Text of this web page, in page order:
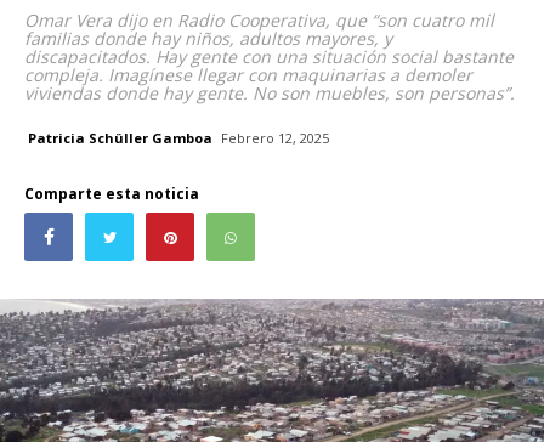
Omar Vera dijo en Radio Cooperativa, que “son cuatro mil
familias donde hay niños, adultos mayores, y
discapacitados. Hay gente con una situación social bastante
compleja. Imagínese llegar con maquinarias a demoler
viviendas donde hay gente. No son muebles, son personas”.
Patricia Schüller Gamboa Febrero 12, 2025
Comparte esta noticia